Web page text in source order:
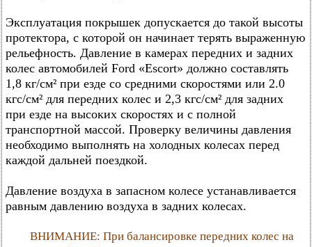
Эксплуатация покрышек допускается до такой высоты
протектора, с которой он начинает терять выраженную
рельефность. Давление в камерах передних и задних
колес автомобилей Ford «Escort» должно составлять
1,8 кг/см² при езде со средними скоростями или 2.0
кгс/см² для передних колес и 2,3 кгс/см² для задних
при езде на высоких скоростях и с полной
транспортной массой. Проверку величины давления
необходимо выполнять на холодных колесах перед
каждой дальней поездкой.
Давление воздуха в запасном колесе устанавливается
равным давлению воздуха в задних колесах.
ВНИМАНИЕ: При балансировке передних колес на